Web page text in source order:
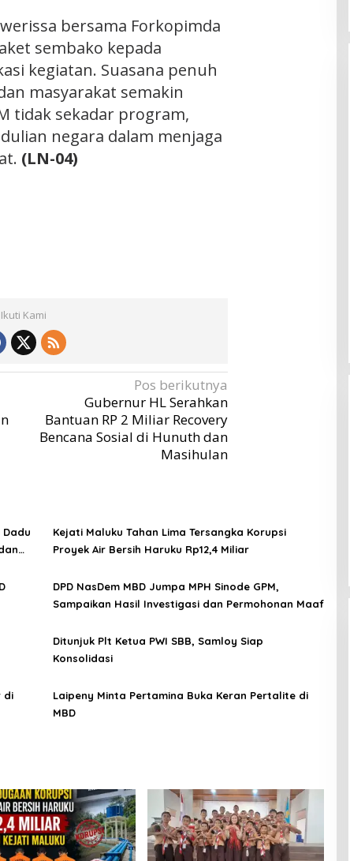
bersama Forkopimda
sembako kepada
kegiatan. Suasana penuh
masyarakat semakin
tidak sekadar program,
negara dalam menjaga
(LN-04)
Ikuti Kami
Pos berikutnya
Gubernur HL Serahkan
Bantuan RP 2 Miliar Recovery
Bencana Sosial di Hunuth dan
Masihulan
Kejati Maluku Tahan Lima Tersangka Korupsi
Proyek Air Bersih Haruku Rp12,4 Miliar
DPD NasDem MBD Jumpa MPH Sinode GPM,
Sampaikan Hasil Investigasi dan Permohonan Maaf
Ditunjuk Plt Ketua PWI SBB, Samloy Siap
Konsolidasi
di
Laipeny Minta Pertamina Buka Keran Pertalite di
MBD